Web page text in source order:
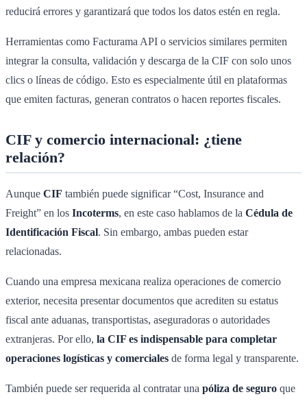
reducirá errores y garantizará que todos los datos estén en regla.
Herramientas como Facturama API o servicios similares permiten
integrar la consulta, validación y descarga de la CIF con solo unos
clics o líneas de código. Esto es especialmente útil en plataformas
que emiten facturas, generan contratos o hacen reportes fiscales.
CIF y comercio internacional: ¿tiene
relación?
Aunque CIF también puede significar “Cost, Insurance and
Freight” en los Incoterms, en este caso hablamos de la Cédula de
Identificación Fiscal. Sin embargo, ambas pueden estar
relacionadas.
Cuando una empresa mexicana realiza operaciones de comercio
exterior, necesita presentar documentos que acrediten su estatus
fiscal ante aduanas, transportistas, aseguradoras o autoridades
extranjeras. Por ello, la CIF es indispensable para completar
operaciones logísticas y comerciales de forma legal y transparente.
También puede ser requerida al contratar una póliza de seguro que